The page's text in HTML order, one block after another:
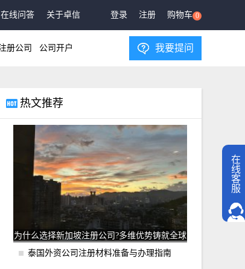
登录 注册 购物车 0
在线问答 关于卓信
册公司 公司开户 我要提问
热文推荐
为什么选择新加坡注册公司?多维优势铸就全球
营商高地
泰国外资公司注册材料准备与办理指南
在
线
客
服